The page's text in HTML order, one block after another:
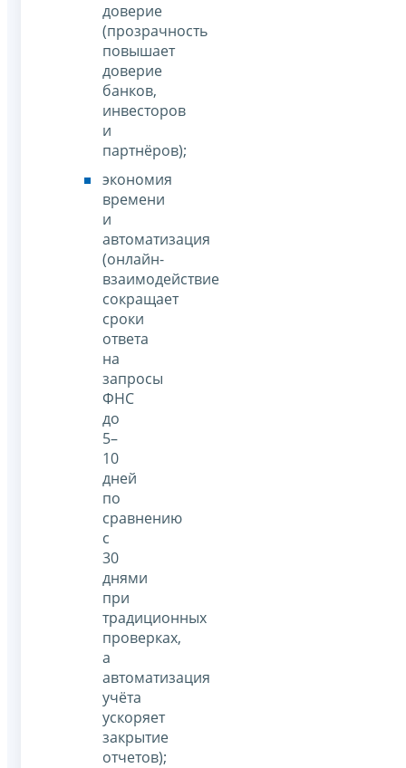
доверие
(прозрачность
повышает
доверие
банков,
инвесторов
и
партнёров);
экономия
времени
и
автоматизация
(онлайн-
взаимодействие
сокращает
сроки
ответа
на
запросы
ФНС
до
5–
10
дней
по
сравнению
с
30
днями
при
традиционных
проверках,
а
автоматизация
учёта
ускоряет
закрытие
отчетов);